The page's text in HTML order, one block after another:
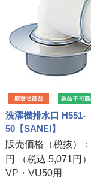
洗濯機排水口 H551-
50【SANEI】
販売価格（税抜）：
円 （税込 5,071円）
VP・VU50用